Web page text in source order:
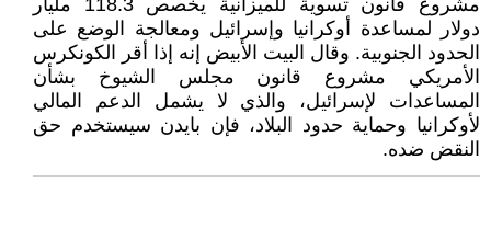
مشروع قانون تسوية للميزانية يخصص 118.3 مليار
دولار لمساعدة أوكرانيا وإسرائيل ومعالجة الوضع على
الحدود الجنوبية. وقال البيت الأبيض إنه إذا أقر الكونكرس
الأمريكي مشروع قانون مجلس الشيوخ بشأن
المساعدات لإسرائيل، والذي لا يشمل الدعم المالي
لأوكرانيا وحماية حدود البلاد، فإن بايدن سيستخدم حق
النقض ضده.